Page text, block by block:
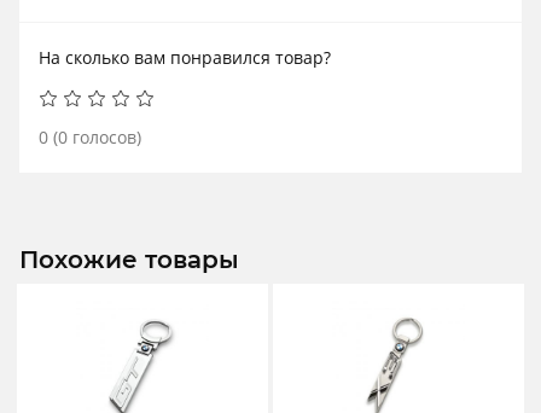
На сколько вам понравился товар?
0 (0 голосов)
Похожие товары